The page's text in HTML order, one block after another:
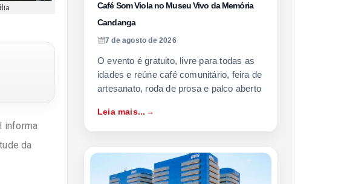
informa
da
Café Som Viola no Museu Vivo da Memória
Candanga
7 de agosto de 2026
O evento é gratuito, livre para todas as
idades e reúne café comunitário, feira de
artesanato, roda de prosa e palco aberto
Leia mais...